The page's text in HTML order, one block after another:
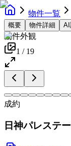
物件一覧
概要 物件詳細 AI
物件外観
1 / 19
成約
日神パレステ